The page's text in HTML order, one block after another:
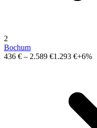
2
Bochum
436 € – 2.589 €1.293 €+6%